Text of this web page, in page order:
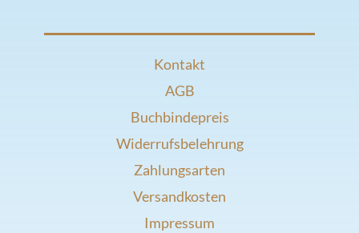
Kontakt
AGB
Buchbindepreis
Widerrufsbelehrung
Zahlungsarten
Versandkosten
Impressum